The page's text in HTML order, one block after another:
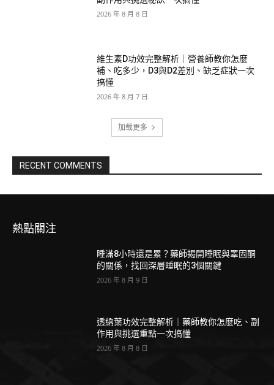
2026 年 8 月 8 日
維生素D功效完整解析｜營養師教你怎麼
補、吃多少，D3與D2差別、缺乏症狀一次
搞懂
2026 年 8 月 7 日
加载更多
RECENT COMMENTS
熱點關注
睡滿8小時還是累？藥師揭開睡眠與睪固酮
的關係，找回深層睡眠的3個關鍵
2026 年 8 月 9 日
透納葉功效完整解析｜藥師教你怎麼吃、副
作用與挑選重點一次搞懂
2026 年 8 月 8 日